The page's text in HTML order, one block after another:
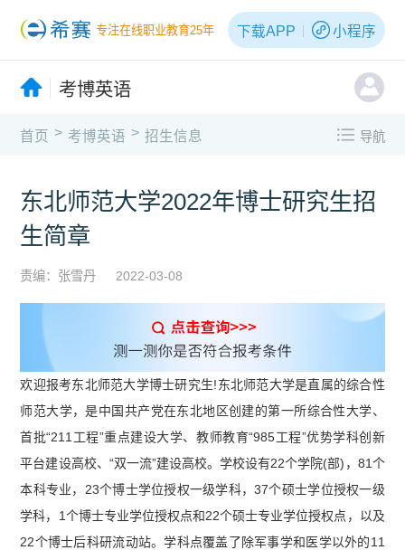
专注在线职业教育25年 下载APP 小程序
考博英语
首页 > 考博英语 > 招生信息 导航
东北师范大学2022年博士研究生招
生简章
责编：张雪丹 2022-03-08
欢迎报考东北师范大学博士研究生!东北师范大学是直属的综合性
师范大学，是中国共产党在东北地区创建的第一所综合性大学、
首批“211工程”重点建设大学、教师教育“985工程”优势学科创新
平台建设高校、“双一流”建设高校。学校设有22个学院(部)，81个
本科专业，23个博士学位授权一级学科，37个硕士学位授权一级
学科，1个博士专业学位授权点和22个硕士专业学位授权点，以及
22个博士后科研流动站。学科点覆盖了除军事学和医学以外的11